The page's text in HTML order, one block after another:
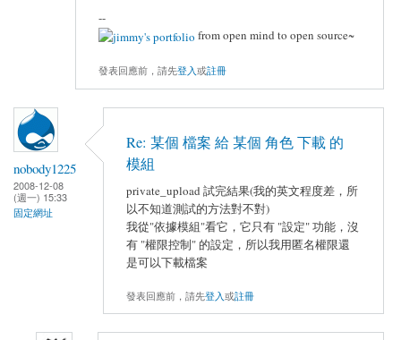
--
from open mind to open source~
發表回應前，請先登入或註冊
nobody1225
2008-12-08
(週一) 15:33
固定網址
Re: 某個 檔案 給 某個 角色 下載 的
模組
private_upload 試完結果(我的英文程度差，所
以不知道測試的方法對不對)
我從"依據模組"看它，它只有 "設定" 功能，沒
有 "權限控制" 的設定，所以我用匿名權限還
是可以下載檔案
發表回應前，請先登入或註冊